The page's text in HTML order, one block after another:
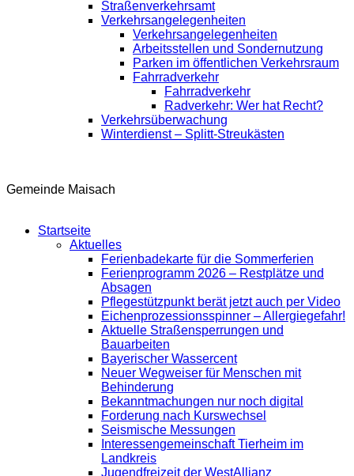
Straßenverkehrsamt
Verkehrsangelegenheiten
Verkehrsangelegenheiten
Arbeitsstellen und Sondernutzung
Parken im öffentlichen Verkehrsraum
Fahrradverkehr
Fahrradverkehr
Radverkehr: Wer hat Recht?
Verkehrsüberwachung
Winterdienst – Splitt-Streukästen
Gemeinde Maisach
Startseite
Aktuelles
Ferienbadekarte für die Sommerferien
Ferienprogramm 2026 – Restplätze und
Absagen
Pflegestützpunkt berät jetzt auch per Video
Eichenprozessionsspinner – Allergiegefahr!
Aktuelle Straßensperrungen und
Bauarbeiten
Bayerischer Wassercent
Neuer Wegweiser für Menschen mit
Behinderung
Bekanntmachungen nur noch digital
Forderung nach Kurswechsel
Seismische Messungen
Interessengemeinschaft Tierheim im
Landkreis
Jugendfreizeit der WestAllianz